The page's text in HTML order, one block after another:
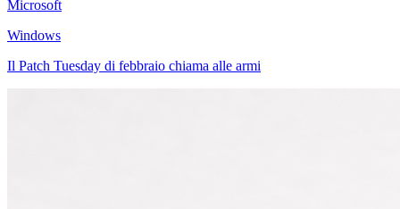
Microsoft
Windows
Il Patch Tuesday di febbraio chiama alle armi